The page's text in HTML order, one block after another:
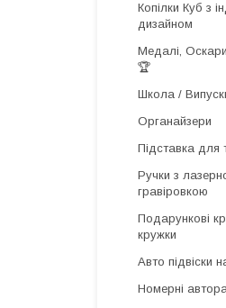
Копілки Куб з
дизайном
Медалі,
🏆
Школа /
Органайзери
Підставка для
Ручки з
гравіровкою
Подарункові
кружки
Авто підвіски
Номерні